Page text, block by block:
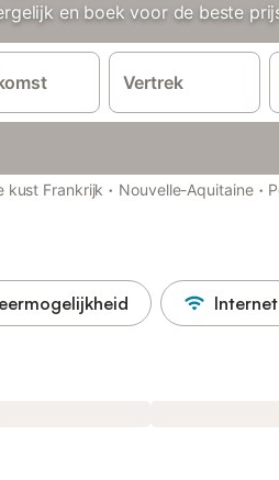
en boek voor de beste
Vertrek
kust Frankrijk · Nouvelle-Aquitaine ·
Internet